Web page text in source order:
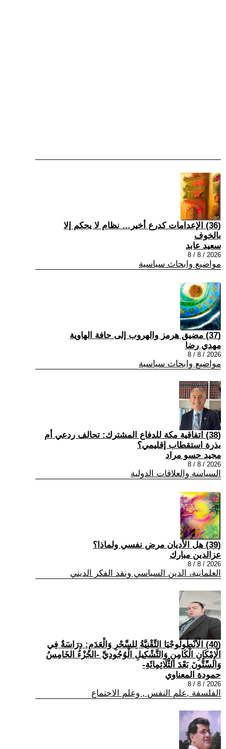
(36) الإعدامات كدرع أخير… نظام لا يحكم إلا
بالخوف
سعيد عابد
2026 / 8 / 8
مواضيع وابحاث سياسية
(37) مضيق هرمز والهروب إلى حافة الهاوية
مهدي رضا
2026 / 8 / 8
مواضيع وابحاث سياسية
(38) اتفاقية مكة للدفاع المشترك: تحالف ردعي أم
بذرة استقطاب إقليمي؟
مجيد حسو مراد
2026 / 8 / 8
السياسة والعلاقات الدولية
(39) هل الأديان مرض نفسي ولماذا؟
عزالدين مبارك
2026 / 8 / 8
العلمانية، الدين السياسي ونقد الفكر الديني
(40) الْأَنْطُولُوجْيَا التِّقْنِيَّةُ لِلسِّحْرِ وَالْعَدَمِ: دِرَاسَةٌ فِي
الْإِمْكَانِ الْكَامِنِ وَالتَّشْكِيلِ الْوُجُودِيِّ -الجُزْءُ الخَامِسُ
وَالسِّتُّونَ بَعْدَ الثَّلَاثِمِائَةِ-
حمودة المعناوي
2026 / 8 / 8
الفلسفة ,علم النفس , وعلم الاجتماع